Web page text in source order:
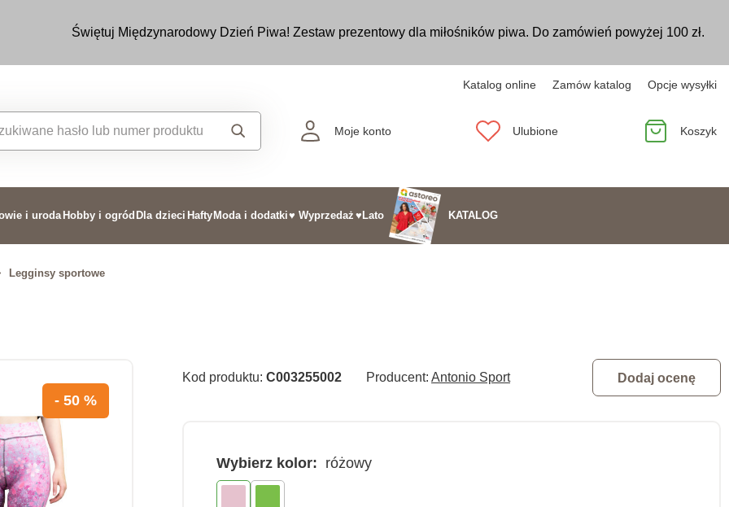
Świętuj Międzynarodowy Dzień Piwa! Zestaw prezentowy dla miłośników piwa. Do zamówień powyżej 100 zł.
Katalog online Zamów katalog Opcje wysyłki
Moje konto Ulubione Koszyk
i uroda Hobby i ogród Dla dzieci Hafty Moda i dodatki♥ Wyprzedaż ♥Lato KATALOG
Legginsy sportowe
- 50 %
Kod produktu: C003255002 Producent: Antonio Sport Dodaj ocenę
Wybierz kolor: różowy